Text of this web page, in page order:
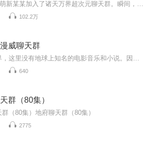
102.2万
威聊天群
640
群（80集）
（80集）地府聊天群（80集）
2775